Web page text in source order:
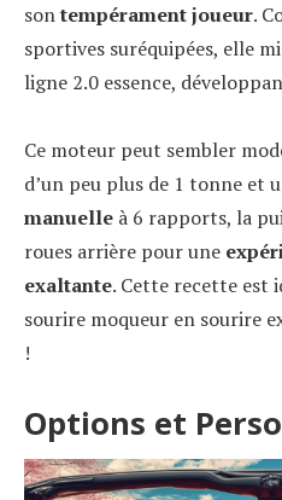
sontempérament joueur.
sportives suréquipées, elle
ligne 2.0 essence,
Ce moteur peut sembler
d’un peu plus de 1 tonne et
manuelle à 6 rapports, la
roues arrière pour une
exaltante. Cette recette est
sourire moqueur en sourire
!
Options et